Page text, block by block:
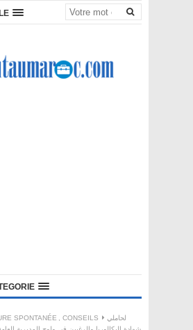
SPONTANÉE , CONSEILS
لحاملي